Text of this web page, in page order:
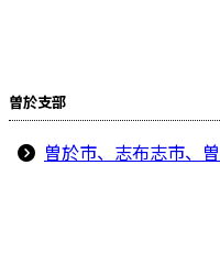
曽於支部
曽於市、志布志市、